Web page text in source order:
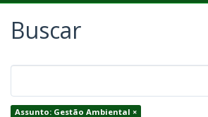
Buscar
Assunto: Gestão Ambiental ×